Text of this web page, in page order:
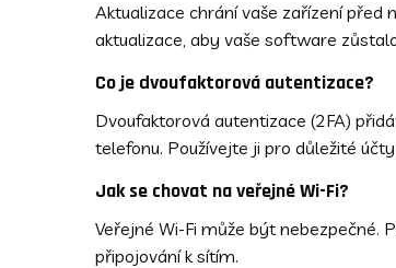
Aktualizace chrání vaše zařízení před
aktualizace, aby vaše software
Co je dvoufaktorová autentizace?
Dvoufaktorová autentizace (2FA)
telefonu. Používejte ji pro důležité
Jak se chovat na veřejné Wi-Fi?
Veřejné Wi-Fi může být nebezpečné.
připojování k sítím.